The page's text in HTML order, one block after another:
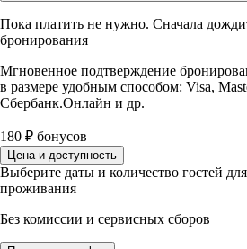
Пока платить не нужно. Сначала
бронирования
Мгновенное подтверждение
в размере удобным способом: Visa,
Сбербанк.Онлайн и др.
180 ₽ бонусов
Цена и доступность
Выберите даты и количество гостей
проживания
Без комиссии и сервисных сборов